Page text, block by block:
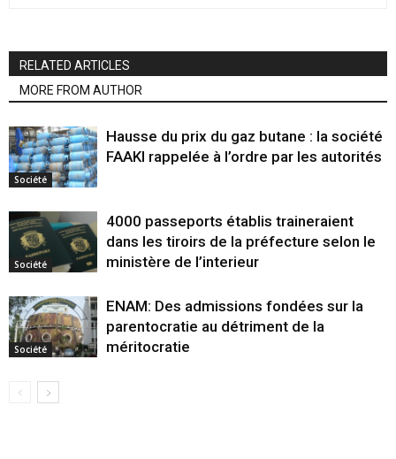
RELATED ARTICLES
MORE FROM AUTHOR
Société
Hausse du prix du gaz butane : la société
FAAKI rappelée à l’ordre par les autorités
Société
4000 passeports établis traineraient
dans les tiroirs de la préfecture selon le
ministère de l’interieur
Société
ENAM: Des admissions fondées sur la
parentocratie au détriment de la
méritocratie